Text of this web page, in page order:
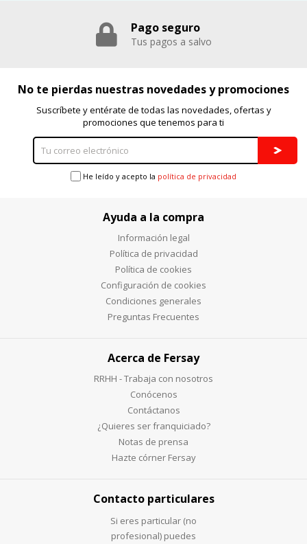
Pago seguro
Tus pagos a salvo
No te pierdas nuestras novedades y promociones
Suscríbete y entérate de todas las novedades, ofertas y
promociones que tenemos para ti
He leído y acepto la política de privacidad
Ayuda a la compra
Información legal
Política de privacidad
Política de cookies
Configuración de cookies
Condiciones generales
Preguntas Frecuentes
Acerca de Fersay
RRHH - Trabaja con nosotros
Conócenos
Contáctanos
¿Quieres ser franquiciado?
Notas de prensa
Hazte córner Fersay
Contacto particulares
Si eres particular (no
profesional) puedes